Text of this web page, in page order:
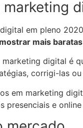
em pleno
mais
digital é
corrigi-las
em marketing
presenciais e